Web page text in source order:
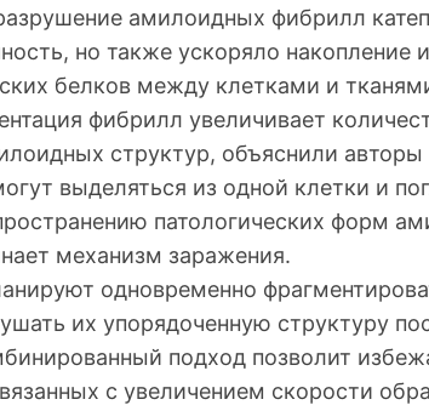
амилоидных фибрилл
но также ускоряло накопление и
белков между клетками и
фибрилл увеличивает
структур, объяснили авторы
выделяться из одной клетки и
патологических форм
механизм заражения.
одновременно
их упорядоченную структуру
подход позволит
с увеличением скорости